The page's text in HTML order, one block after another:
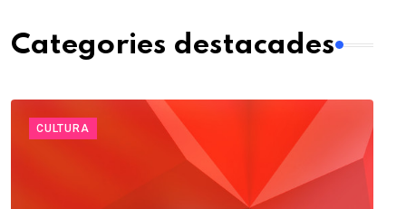
Categories destacades
CULTURA